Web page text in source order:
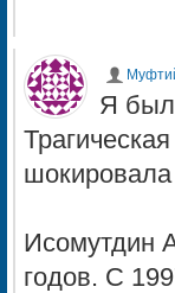
Я был
Исомутдин
годов. С